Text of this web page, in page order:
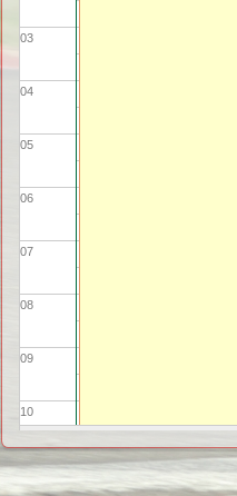
03
04
05
06
07
08
09
10
11